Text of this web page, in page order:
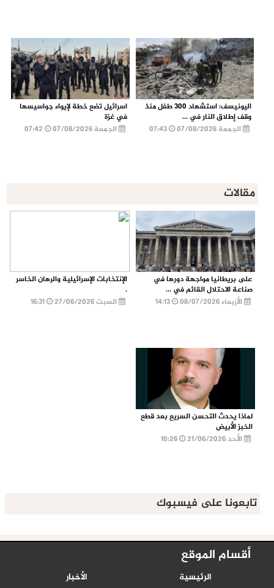
اليونيسف: استشهاد 300 طفل منذ
وقف إطلاق النار في ...
الجمعة 07/08/2026
اسرائيل تضع خطة لإيواء جواسيسها
في غزة
الجمعة 07/08/2026
مقالات
على بريطانيا مواجهة دورها في
صناعة الاحتلال القائم في ...
الأربعاء 08/07/2026
الإنتخابات الإسرائيلية والرهان الخاسر
.
السبت 27/06/2026
16:31
لماذا يحدث التحسن السريع بعد قطع
الخبز الأبيض
الأحد 21/06/2026
تابعونا على فيسبوك
أقسام الموقع
الرئيسية
الأخبار